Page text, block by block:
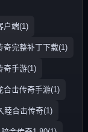
户端(1)
奇完整补丁下载(1)
奇手游(1)
合击传奇手游(1)
睦合击传奇(1)